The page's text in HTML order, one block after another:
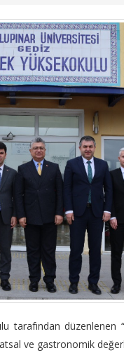
tarafından
ve gastronomik